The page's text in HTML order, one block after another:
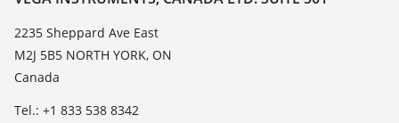
News
Presse
Blog
2235 Sheppard Ave East
M2J 5B5 NORTH YORK, ON
Canada
Tel.: +1 833 538 8342